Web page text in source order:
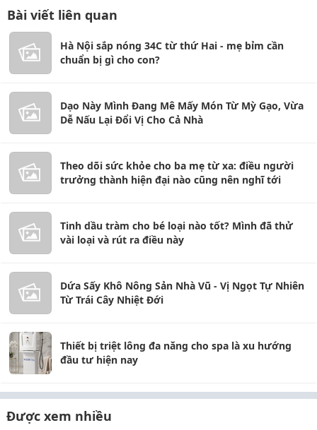
Bài viết liên quan
Hà Nội sắp nóng 34C từ thứ Hai - mẹ bỉm cần
chuẩn bị gì cho con?
Dạo Này Mình Đang Mê Mấy Món Từ Mỳ Gạo, Vừa
Dễ Nấu Lại Đổi Vị Cho Cả Nhà
Theo dõi sức khỏe cho ba mẹ từ xa: điều người
trưởng thành hiện đại nào cũng nên nghĩ tới
Tinh dầu tràm cho bé loại nào tốt? Mình đã thử
vài loại và rút ra điều này
Dứa Sấy Khô Nông Sản Nhà Vũ - Vị Ngọt Tự Nhiên
Từ Trái Cây Nhiệt Đới
Thiết bị triệt lông đa năng cho spa là xu hướng
đầu tư hiện nay
Được xem nhiều